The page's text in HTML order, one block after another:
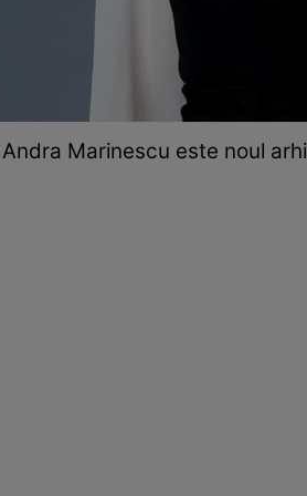
Andra Marinescu este noul